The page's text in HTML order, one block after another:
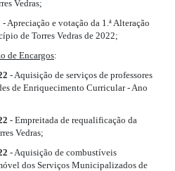
Vedras;
- Apreciação e votação da 1.ª Alteração
de Torres Vedras de 2022;
de Encargos:
- Aquisição de serviços de professores
de Enriquecimento Curricular - Ano
- Empreitada de requalificação da
Vedras;
- Aquisição de combustíveis
dos Serviços Municipalizados de